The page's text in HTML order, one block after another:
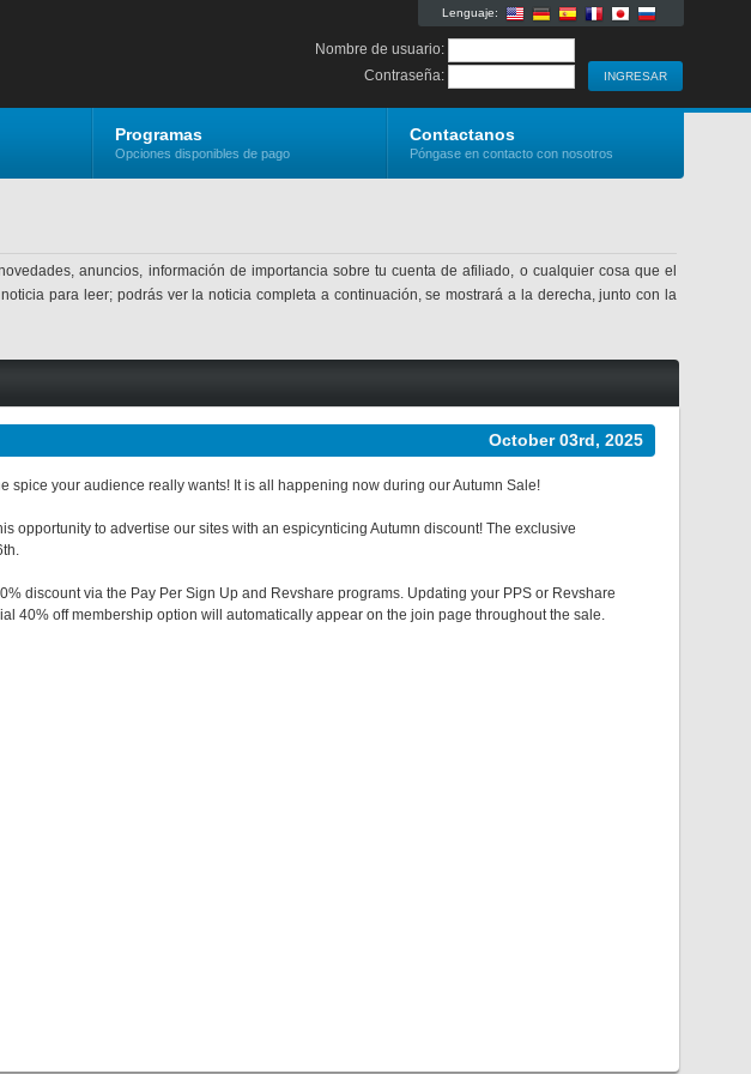
Lenguaje:
Nombre de usuario:
Contraseña:
Programas
Opciones disponibles de pago
Contactanos
Póngase en contacto con nosotros
anuncios, información de importancia sobre tu cuenta de afiliado, o cualquier cosa que el
para leer; podrás ver la noticia completa a continuación, se mostrará a la derecha, junto con la
October 03rd, 2025
spice your audience really wants! It is all happening now during our Autumn Sale!
opportunity to advertise our sites with an espicynticing Autumn discount! The exclusive
discount via the Pay Per Sign Up and Revshare programs. Updating your PPS or Revshare
40% off membership option will automatically appear on the join page throughout the sale.